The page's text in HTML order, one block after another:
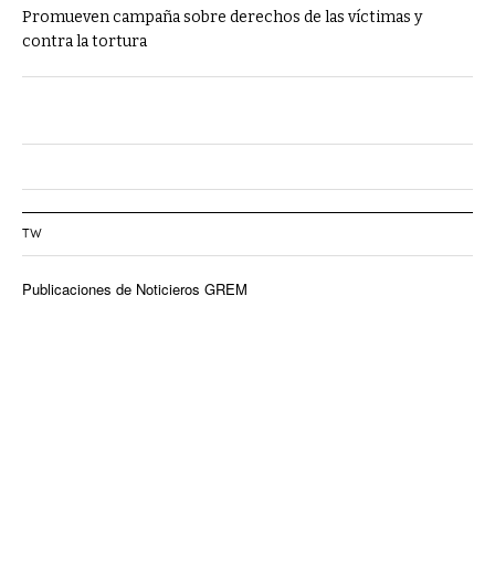
Promueven campaña sobre derechos de las víctimas y
contra la tortura
TW
Publicaciones de Noticieros GREM